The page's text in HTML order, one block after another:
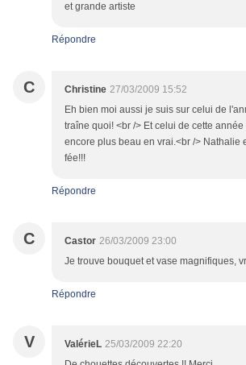
et grande artiste
Répondre
C Christine 27/03/2009 15:52
Eh bien moi aussi je suis sur celui de
traîne quoi! <br /> Et celui de cette
encore plus beau en vrai.<br /> Nathalie
fée!!!
Répondre
C Castor 26/03/2009 23:00
Je trouve bouquet et vase magnifiques,
Répondre
V ValérieL 25/03/2009 22:20